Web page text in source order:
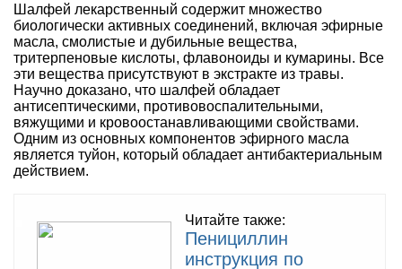
Шалфей лекарственный содержит множество
биологически активных соединений, включая эфирные
масла, смолистые и дубильные вещества,
тритерпеновые кислоты, флавоноиды и кумарины. Все
эти вещества присутствуют в экстракте из травы.
Научно доказано, что шалфей обладает
антисептическими, противовоспалительными,
вяжущими и кровоостанавливающими свойствами.
Одним из основных компонентов эфирного масла
является туйон, который обладает антибактериальным
действием.
Читайте также:
Пенициллин
инструкция по